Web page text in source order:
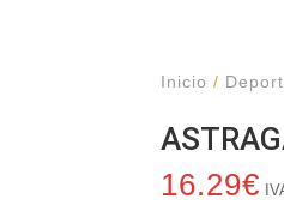
Inicio /
16.29€